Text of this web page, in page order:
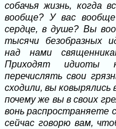
собачья жизнь, когда
вообще? У вас
сердце, в душе? Вы
тысячи безобразных
над нами
Приходят идиоты
перечислять свои
сходили, вы ковырялись
почему же вы в своих
вонь распространяете
сейчас говорю вам,